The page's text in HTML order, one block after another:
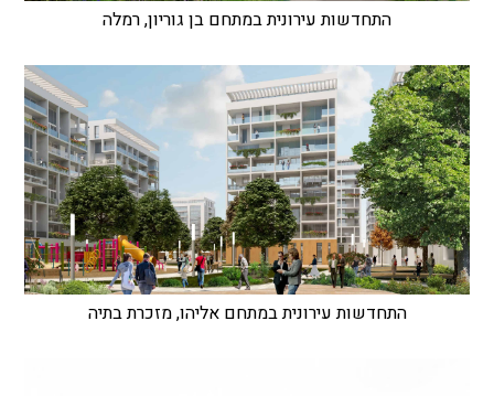
התחדשות עירונית במתחם בן גוריון, רמלה
התחדשות עירונית במתחם אליהו, מזכרת בתיה